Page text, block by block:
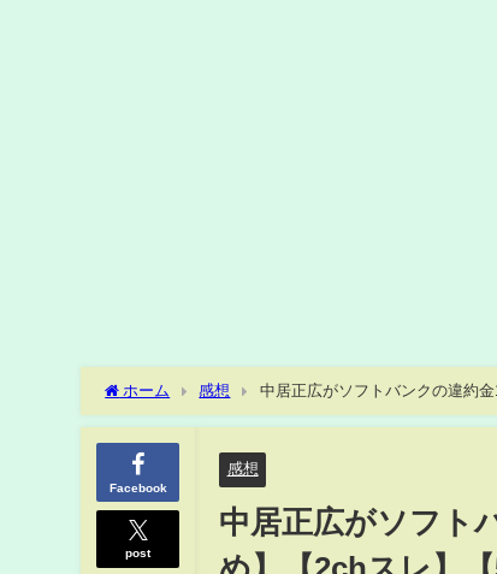
ホーム 感想 中居正広がソフトバンクの違約
Facebook
post
感想
中居正広がソフト